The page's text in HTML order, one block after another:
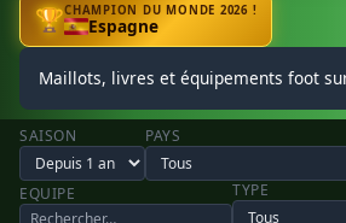
🏆CHAMPION DU MONDE 2026 !
Espagne
Maillots, livres et équipements foot
SAISON PAYS
EQUIPE TYPE